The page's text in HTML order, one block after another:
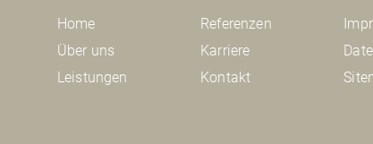
Home
Über uns
Leistungen
Referenzen
Karriere
Kontakt